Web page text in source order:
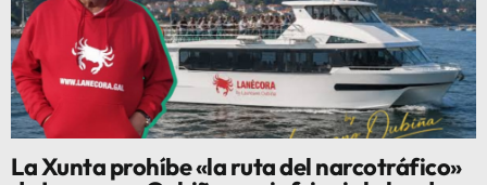
La Xunta prohíbe «la ruta del narcotráfico»